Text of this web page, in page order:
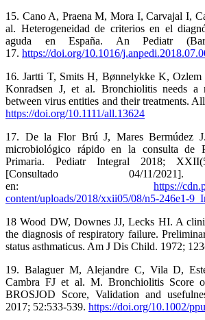
15. Cano A, Praena M, Mora I, Carvajal I,
al. Heterogeneidad de criterios en el
aguda en España. An Pediatr
17. https://doi.org/10.1016/
16. Jartti T, Smits H, Bønnelykke K,
Konradsen J, et al. Bronchiolitis needs a
between virus entities and their treatments.
https://doi.org/10.1111/all.13624
17. De la Flor Brú J, Mares Bermúdez
microbiológico rápido en la consulta de
Primaria. Pediatr Integral 2018;
[Consultado 04/11/
en: https://
content/uploads/2018/xxii05/08/n5-246e1-
18 Wood DW, Downes JJ, Lecks HI. A
the diagnosis of respiratory failure.
status asthmaticus. Am J Dis Child. 1972;
19. Balaguer M, Alejandre C, Vila D,
Cambra FJ et al. M. Bronchiolitis Score
BROSJOD Score, Validation and
2017; 52:533-539. https://doi.org/10.1002/